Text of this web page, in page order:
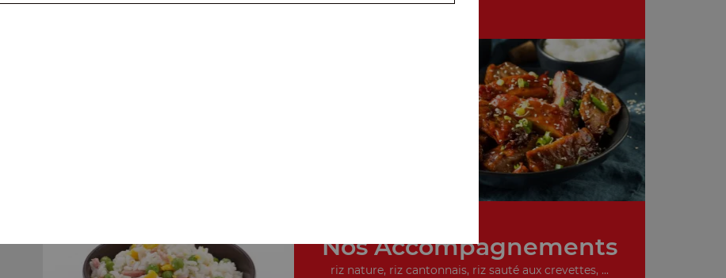
Nos Accompagnements
riz nature, riz cantonnais, riz sauté aux crevettes, ...